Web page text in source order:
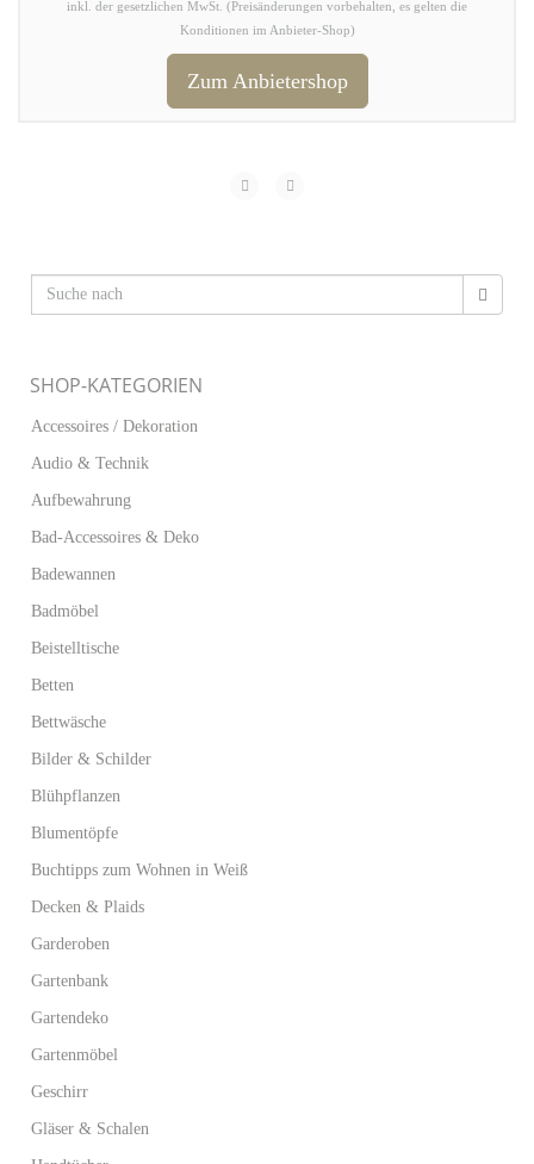
inkl. der gesetzlichen MwSt. (Preisänderungen vorbehalten, es gelten die
Konditionen im Anbieter-Shop)
Zum Anbietershop
SHOP-KATEGORIEN
Accessoires / Dekoration
Audio & Technik
Aufbewahrung
Bad-Accessoires & Deko
Badewannen
Badmöbel
Beistelltische
Betten
Bettwäsche
Bilder & Schilder
Blühpflanzen
Blumentöpfe
Buchtipps zum Wohnen in Weiß
Decken & Plaids
Garderoben
Gartenbank
Gartendeko
Gartenmöbel
Geschirr
Gläser & Schalen